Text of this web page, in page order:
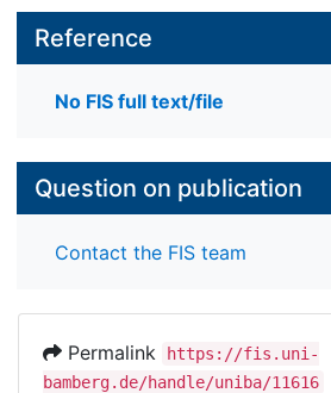
Reference
No FIS full text/file
Question on publication
Contact the FIS team
Permalink
https://fis.uni-
bamberg.de/handle/uniba/11616